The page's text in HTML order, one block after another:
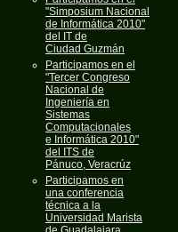
"Simposium Nacional
de Informática 2010"
del IT de
Ciudad Guzmán
Participamos en el
"Tercer Congreso
Nacional de
Ingeniería en
Sistemas
Computacionales
e Informática 2010"
del ITS de
Pánuco, Veracrúz
Participamos en
una conferencia
técnica a la
Universidad Marista